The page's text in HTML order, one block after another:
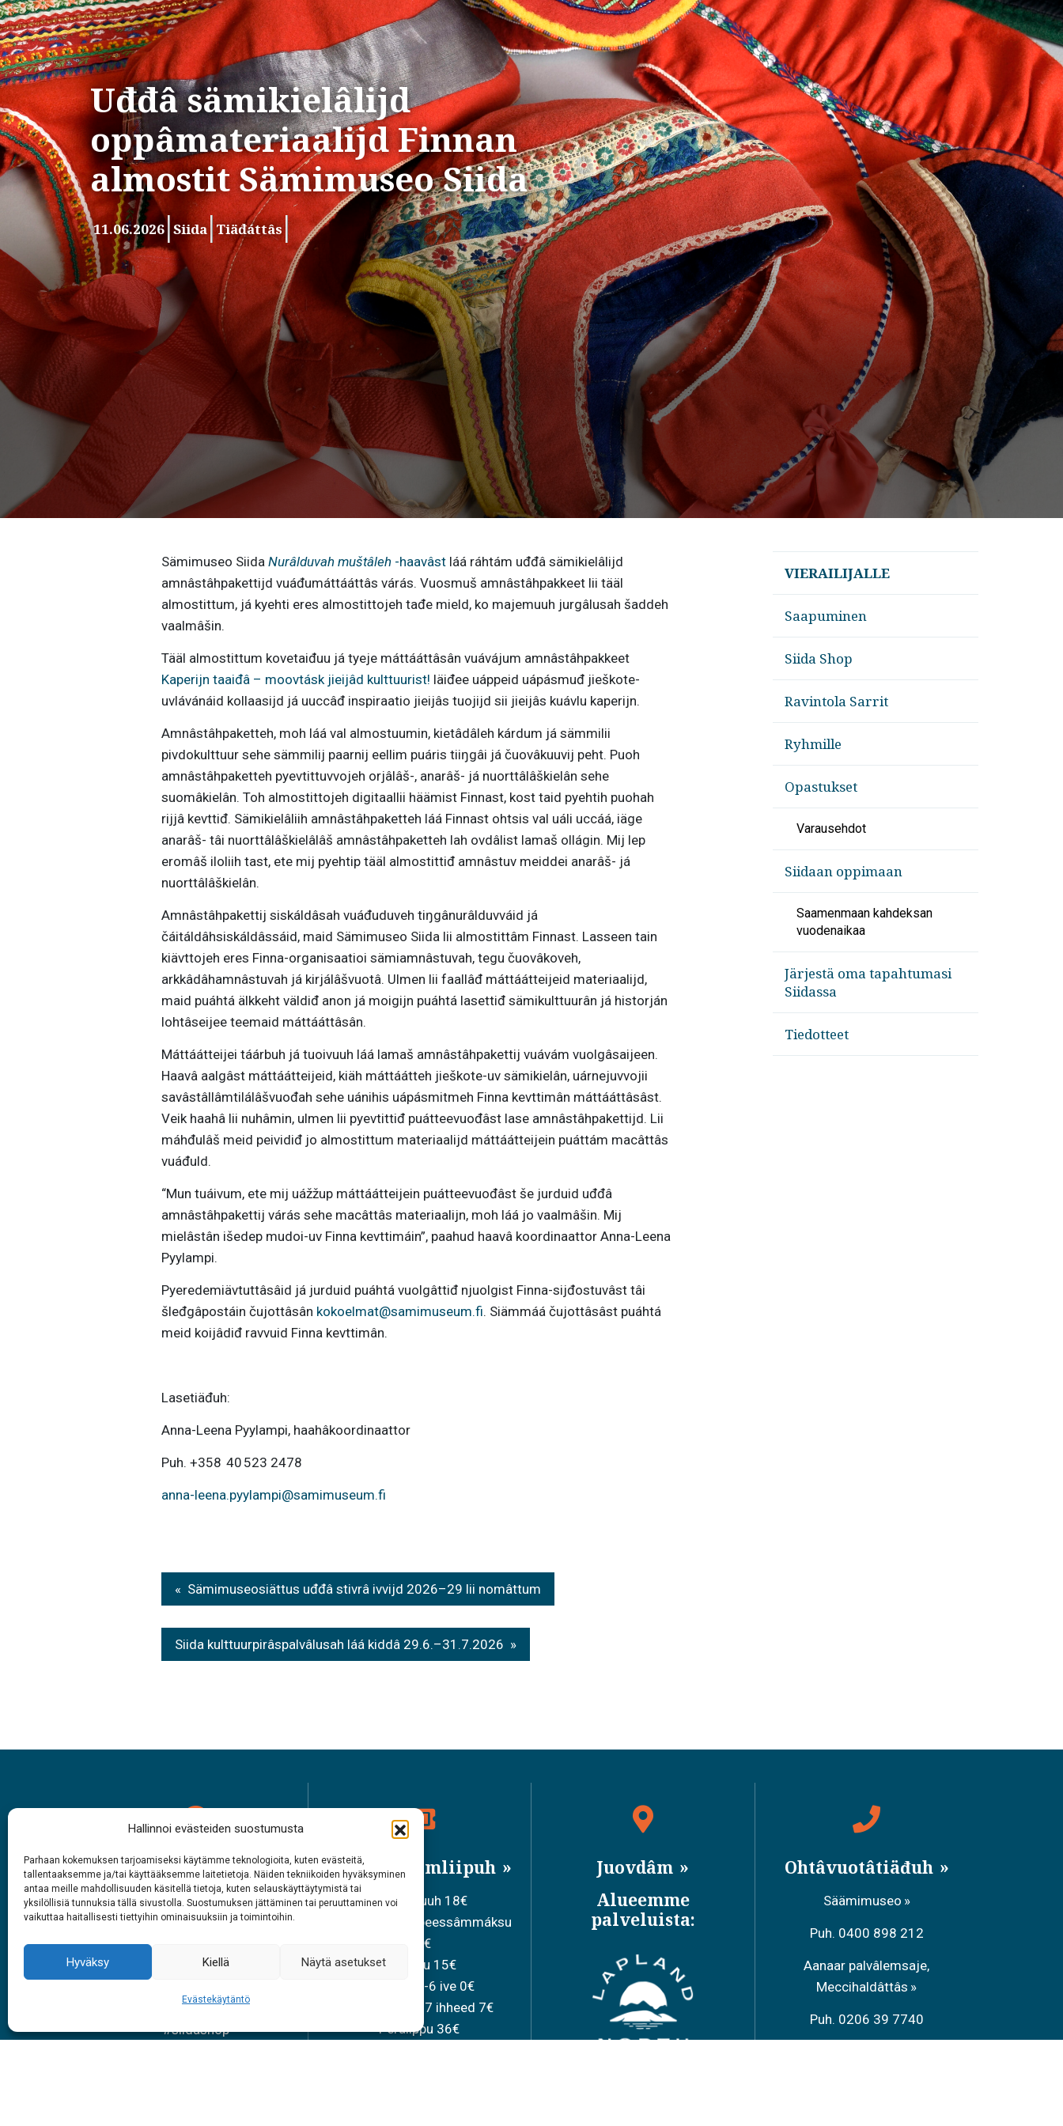
Hallinnoi evästeiden suostumusta
Parhaan kokemuksen tarjoamiseksi käytämme teknologioita, kuten evästeitä,
tallentaaksemme ja/tai käyttääksemme laitetietoja. Näiden tekniikoiden hyväksyminen
antaa meille mahdollisuuden käsitellä tietoja, kuten selauskäyttäytymistä tai
yksilöllisiä tunnuksia tällä sivustolla. Suostumuksen jättäminen tai peruuttaminen voi
vaikuttaa haitallisesti tiettyihin ominaisuuksiin ja toimintoihin.
Hyväksy Kiellä Näytä asetukset
Evästekäytäntö
Uđđâ sämikielâlijd
oppâmateriaalijd Finnan
almostit Sämimuseo Siida
11.06.2026 Siida Tiäđáttâs
Sämimuseo Siida Nurâlduvah muštâleh-haavâstláá ráhtám uđđâ sämikielâlijd
amnâstâhpakettijd vuáđumáttááttâs várás. Vuosmuš amnâstâhpakkeet lii tääl
almostittum, já kyehti eres almostittojeh tađe mield, ko majemuuh jurgâlusah šaddeh
vaalmâšin.
Tääl almostittum kovetaiđuu já tyeje máttááttâsân vuávájum amnâstâhpakkeet
Kaperijn taaiđâ – moovtásk jieijâd kulttuurist! läiđee uáppeid uápásmuđ jieškote-
uvlávánáid kollaasijd já uuccâđ inspiraatio jieijâs tuojijd sii jieijâs kuávlu kaperijn.
Amnâstâhpaketteh, moh láá val almostuumin, kietâdâleh kárdum já sämmilii
pivdokulttuur sehe sämmilij paarnij eellim puáris tiiŋgâi já čuovâkuuvij peht. Puoh
amnâstâhpaketteh pyevtittuvvojeh orjâlâš-, anarâš- já nuorttâlâškielân sehe
suomâkielân. Toh almostittojeh digitaallii häämist Finnast, kost taid pyehtih puohah
rijjâ kevttiđ. Sämikielâliih amnâstâhpaketteh láá Finnast ohtsis val uáli uccáá, iäge
anarâš- tâi nuorttâlâškielâlâš amnâstâhpaketteh lah ovdâlist lamaš ollágin. Mij lep
eromâš iloliih tast, ete mij pyehtip tääl almostittiđ amnâstuv meiddei anarâš- já
nuorttâlâškielân.
Amnâstâhpakettij siskáldâsah vuáđuduveh tiŋgânurâlduvváid já
čáitáldâhsiskáldâssáid, maid Sämimuseo Siida lii almostittâm Finnast. Lasseen tain
kiävttojeh eres Finna-organisaatioi sämiamnâstuvah, tegu čuovâkoveh,
arkkâdâhamnâstuvah já kirjálâšvuotâ. Ulmen lii faallâđ máttáátteijeid materiaalijd,
maid puáhtá älkkeht väldiđ anon já moigijn puáhtá lasettiđ sämikulttuurân já historján
lohtâseijee teemaid máttááttâsân.
Máttáátteijei táárbuh já tuoivuuh láá lamaš amnâstâhpakettij vuávám vuolgâsaijeen.
Haavâ aalgâst máttáátteijeid, kiäh máttáátteh jieškote-uv sämikielân, uárnejuvvojii
savâstâllâmtilálâšvuođah sehe uánihis uápásmitmeh Finna kevttimân máttááttâsâst.
Veik haahâ lii nuhâmin, ulmen lii pyevtittiđ puátteevuođâst lase amnâstâhpakettijd. Lii
máhđulâš meid peividiđ jo almostittum materiaalijd máttáátteijein puáttám macâttâs
vuáđuld.
“Mun tuáivum, ete mij uážžup máttáátteijein puátteevuođâst še jurduid uđđâ
amnâstâhpakettij várás sehe macâttâs materiaalijn, moh láá jo vaalmâšin. Mij
mielâstân išedep mudoi-uv Finna kevttimáin”, paahud haavâ koordinaattor Anna-Leena
Pyylampi.
Pyeredemiävtuttâsâid já jurduid puáhtá vuolgâttiđ njuolgist Finna-sijđostuvâst tâi
šleđgâpostáin čujottâsân kokoelmat@samimuseum.fi. Siämmáá čujottâsâst puáhtá
meid koijâdiđ ravvuid Finna kevttimân.
Lasetiäđuh:
Anna-Leena Pyylampi, haahâkoordinaattor
Puh. +358 40 523 2478
anna-leena.pyylampi@samimuseum.fi
Post
navigation
Sämimuseosiättus uđđâ stivrâ ivvijd 2026–29 lii nomâttum
Siida kulttuurpirâspalvâlusah láá kiddâ 29.6.–31.7.2026
VIERAILIJALLE
Saapuminen
Siida Shop
Ravintola Sarrit
Ryhmille
Opastukset
Varausehdot
Siidaan oppimaan
Saamenmaan kahdeksan
vuodenaikaa
Järjestä oma tapahtumasi
Siidassa
Tiedotteet
Ávusorroomääigih
1.6. – 27.9.2026
Jyehi peeivi
#siidainari
#siidashop
Siisâpeessâmliipuh
Olesulmuuh 18€
Vyeledum siisâpeessâmmáksu
15€
Juávkku 15€
Párnááh 0-6 ive 0€
Škovlâliih 7-17 ihheed 7€
Perâlippu 36€
Juovdâm
Alueemme
palveluista:
Ohtâvuotâtiäđuh
Säämimuseo
Puh. 0400 898 212
Aanaar palvâlemsaje,
Meccihaldâttâs
Puh. 0206 39 7740